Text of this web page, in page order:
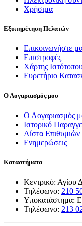
Χρήσιμα
Εξυπηρέτηση Πελατών
Επικοινωνήστε
Επιστροφές
Χάρτης
Ευρετήριο
Ο Λογαριασμός μου
Ο Λογαριασμός
Ιστορικό
Λίστα Επιθυμιών
Ενημερώσεις
Καταστήματα
Κεντρικό: Αγίου
Τηλέφωνο: 210
Υποκατάστημα:
Τηλέφωνο: 213